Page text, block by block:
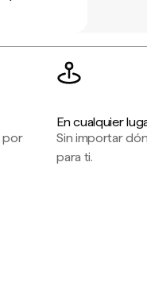
por
En cualquier
Sin importar
para ti.